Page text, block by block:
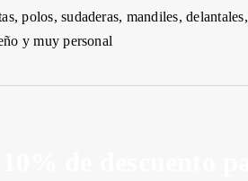
polos, sudaderas, mandiles,delantales,
y muy personal